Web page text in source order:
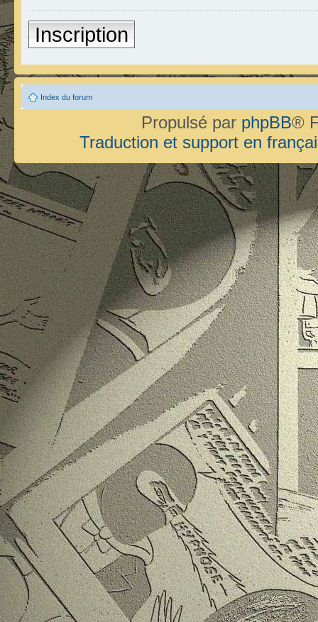
Inscription
Index du forum
Propulsé par phpBB®
Traduction et support en